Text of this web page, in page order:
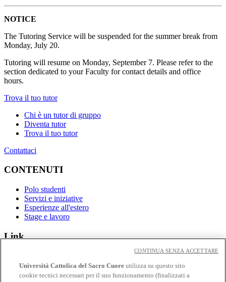
NOTICE
The Tutoring Service will be suspended for the summer break from
Monday, July 20.
Tutoring will resume on Monday, September 7. Please refer to the
section dedicated to your Faculty for contact details and office
hours.
Trova il tuo tutor
Chi è un tutor di gruppo
Diventa tutor
Trova il tuo tutor
Contattaci
CONTENUTI
Polo studenti
Servizi e iniziative
Esperienze all'estero
Stage e lavoro
Link
Eventi
Avvisi
Università Cattolica del Sacro Cuore utilizza su questo sito
cookie tecnici necessari per il suo funzionamento (finalizzati a
CONTINUA SENZA ACCETTARE